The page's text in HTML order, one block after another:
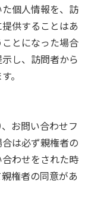
個人情報を、訪
供することはあ
とになった場合
し、訪問者から
。
お問い合わせフ
は必ず親権者の
わせをされた時
権者の同意があ